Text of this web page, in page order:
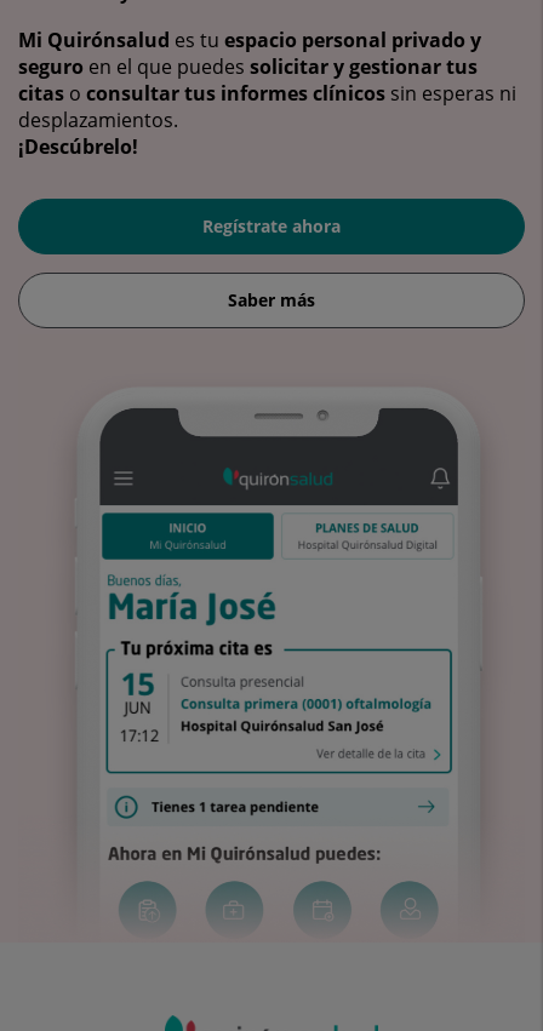
Mi Quirónsalud es tu espacio personal privado y
seguro en el que puedes solicitar y gestionar tus
citas o consultar tus informes clínicos sin esperas ni
desplazamientos.
¡Descúbrelo!
Regístrate ahora
Saber más